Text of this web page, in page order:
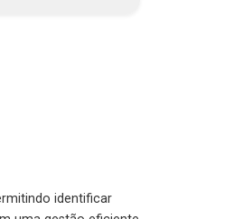
identificar
uma gestão eficiente